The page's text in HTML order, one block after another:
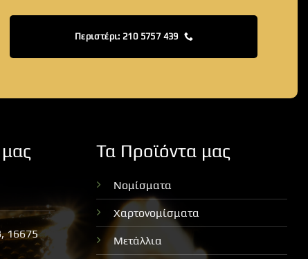
Περιστέρι: 210 5757 439
16675
Τα Προϊόντα μας
Νομίσματα
Χαρτονομίσματα
Μετάλλια